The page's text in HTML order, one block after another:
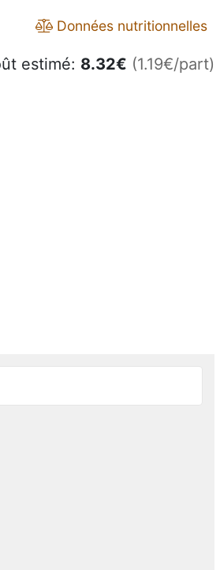
Données nutritionnelles
estimé: 8.32€ (1.19€/part)